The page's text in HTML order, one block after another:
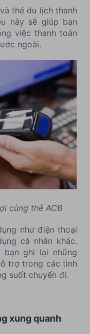
thẻ du lịch thanh
này sẽ giúp bạn
việc thanh toán
ngoài.
cùng thẻ ACB
như điện thoại
cá nhân khác.
ghi lại những
trợ trong các tình
suốt chuyến đi.
xung quanh